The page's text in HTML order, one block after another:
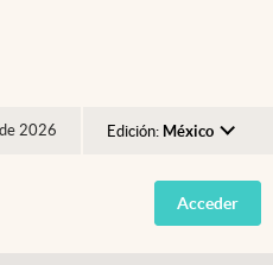
2026 Edición: México
Argentina
España
Acceder